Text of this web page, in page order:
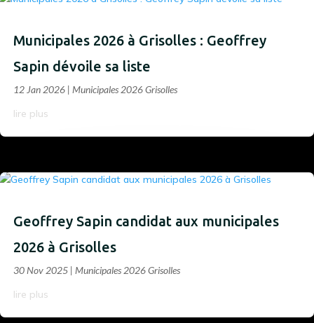
Municipales 2026 à Grisolles : Geoffrey
Sapin dévoile sa liste
12 Jan 2026 | Municipales 2026 Grisolles
lire plus
Geoffrey Sapin candidat aux municipales
2026 à Grisolles
30 Nov 2025 | Municipales 2026 Grisolles
lire plus